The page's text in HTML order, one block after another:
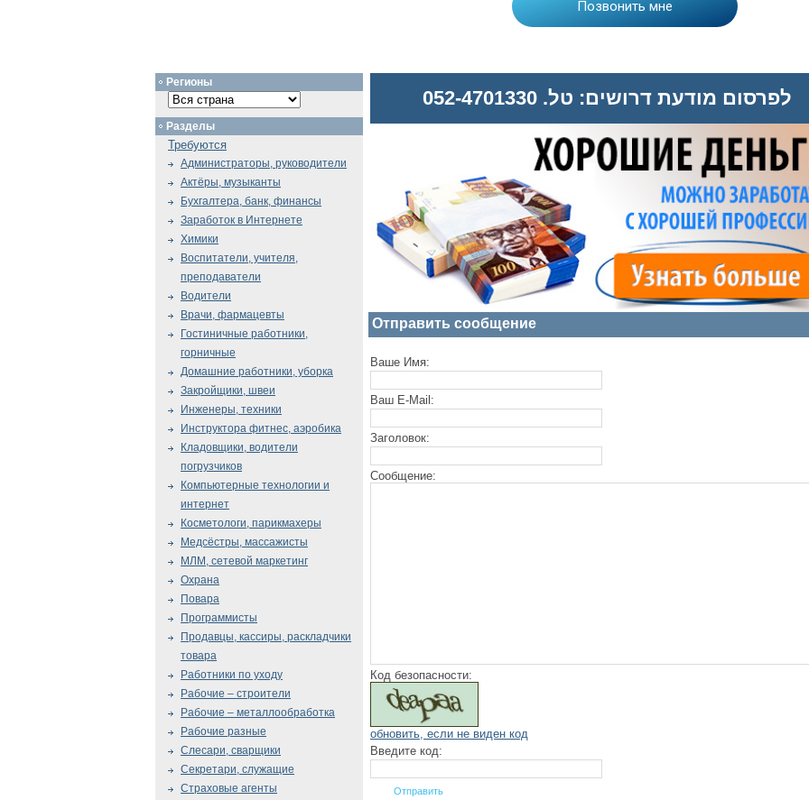
לפרסום מודעת דרושים: טל. 052-4701330
Отправить сообщение
Ваше Имя:
Ваш E-Mail:
Заголовок:
Сообщение:
Код безопасности:
обновить, если не виден код
Введите код:
Регионы
Разделы
Требуются
Администраторы, руководители
Актёры, музыканты
Бухгалтера, банк, финансы
Заработок в Интернете
Химики
Воспитатели, учителя,
преподаватели
Водители
Врачи, фармацевты
Гостиничные работники,
горничные
Домашние работники, уборка
Закройщики, швеи
Инженеры, техники
Инструктора фитнес, аэробика
Кладовщики, водители
погрузчиков
Компьютерные технологии и
интернет
Косметологи, парикмахеры
Медсёстры, массажисты
МЛМ, сетевой маркетинг
Охрана
Повара
Программисты
Продавцы, кассиры, раскладчики
товара
Работники по уходу
Рабочие – строители
Рабочие – металлообработка
Рабочие разные
Слесари, сварщики
Секретари, служащие
Страховые агенты